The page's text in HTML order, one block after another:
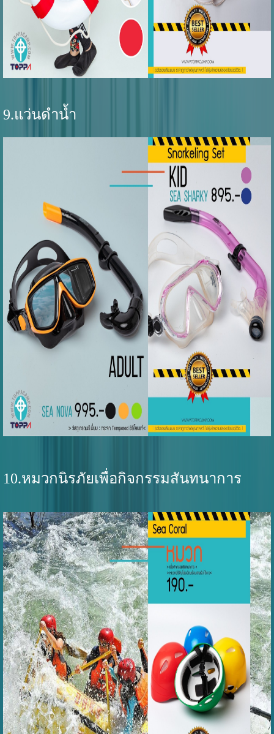
9.แว่นดำน้ำ
10.หมวกนิรภัยเพื่อกิจกรรมสันทนาการ